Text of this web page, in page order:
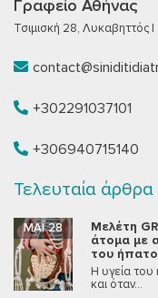
Γραφείο Αθήνας
Τσιμισκή 28, Λυκαβηττός |
+302291037101
+306940715140
Τελευταία άρθρα
Μελέτη
άτομα με
του
ΜΆΙ 28
Η υγεία του
και όταν...